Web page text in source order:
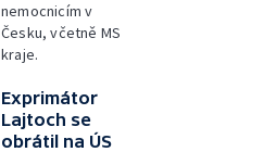
nemocnicím v
Česku, včetně MS
kraje.
Exprimátor
Lajtoch se
obrátil na ÚS